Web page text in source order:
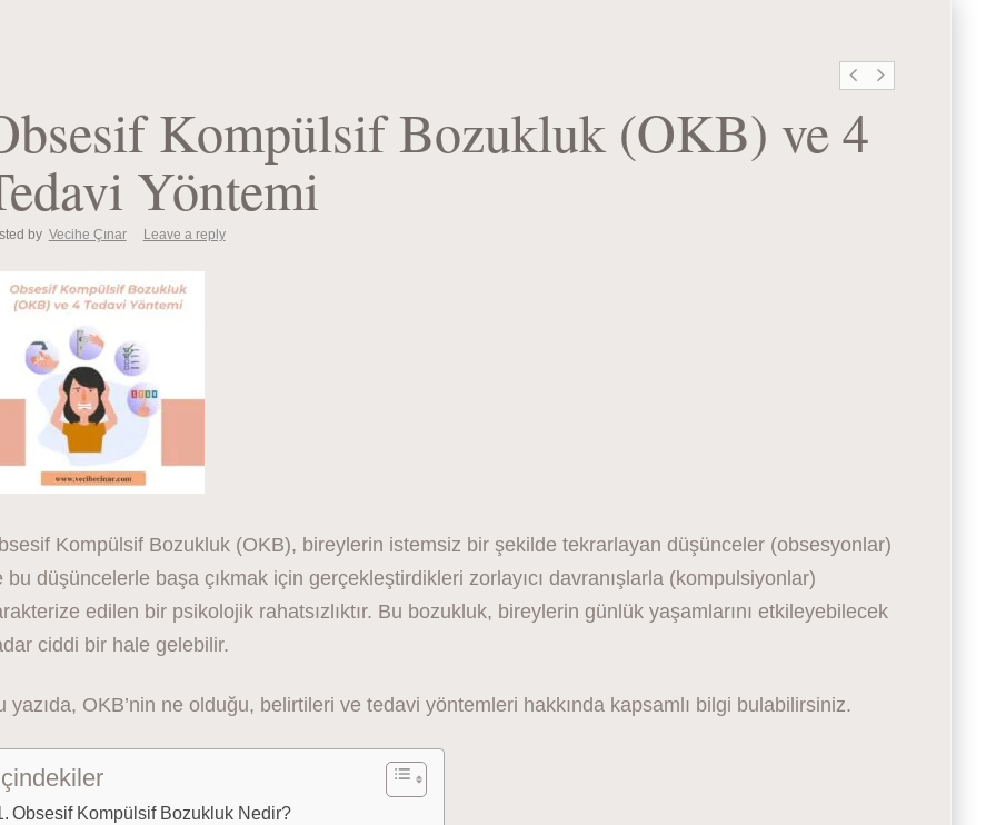
Kompülsif Bozukluk (OKB) ve 4
Yöntemi
by Vecihe Çınar Leave a reply
Kompülsif Bozukluk (OKB), bireylerin istemsiz bir şekilde tekrarlayan düşünceler (obsesyonlar)
bu düşüncelerle başa çıkmak için gerçekleştirdikleri zorlayıcı davranışlarla (kompulsiyonlar)
edilen bir psikolojik rahatsızlıktır. Bu bozukluk, bireylerin günlük yaşamlarını etkileyebilecek
ciddi bir hale gelebilir.
yazıda, OKB’nin ne olduğu, belirtileri ve tedavi yöntemleri hakkında kapsamlı bilgi bulabilirsiniz.
Obsesif Kompülsif Bozukluk Nedir?